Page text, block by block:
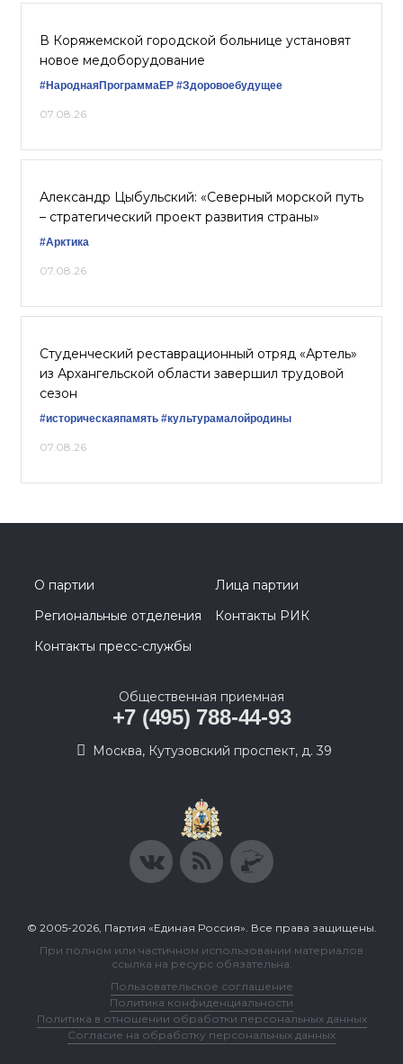
В Коряжемской городской больнице установят
новое медоборудование
#НароднаяПрограммаЕР #Здоровоебудущее
07.08.26
Александр Цыбульский: «Северный морской путь
– стратегический проект развития страны»
#Арктика
07.08.26
Студенческий реставрационный отряд «Артель»
из Архангельской области завершил трудовой
сезон
#историческаяпамять #культурамалойродины
07.08.26
О партии
Лица партии
Региональные отделения
Контакты РИК
Контакты пресс-службы
Общественная приемная
+7 (495) 788-44-93
Москва, Кутузовский проспект, д. 39
© 2005-2026, Партия «Единая Россия». Все права защищены.
При полном или частичном использовании материалов
ссылка на ресурс обязательна.
Пользовательское соглашение
Политика конфиденциальности
Политика в отношении обработки персональных данных
Согласие на обработку персональных данных